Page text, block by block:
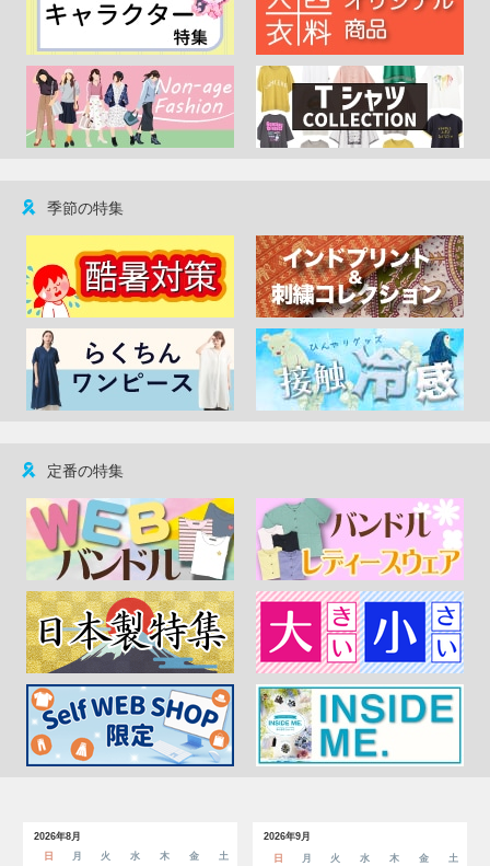
季節の特集
定番の特集
2026年8月
日
月 火 水 木 金
土
2026年9月
日
月 火 水 木 金
土